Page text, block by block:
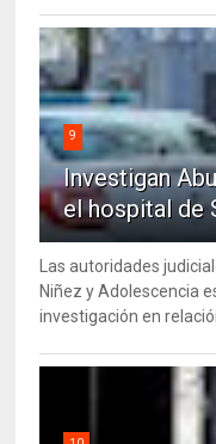
9
Investigan
el hospital de
Las autoridades
Niñez y Adolescencia
investigación en